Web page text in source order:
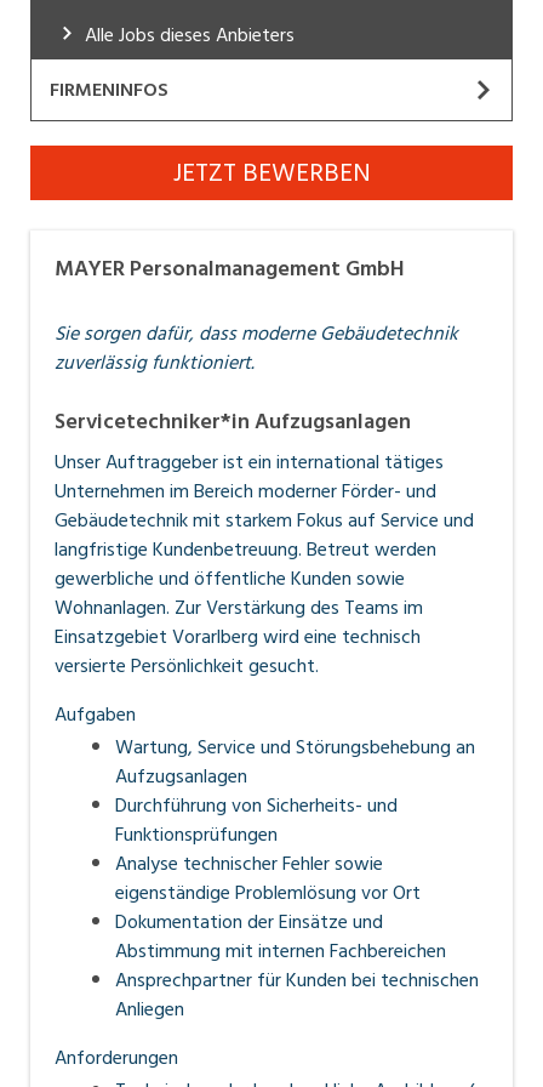
Industrie, Maschinenbau, Anlagenbau,
Produktion
Informatik, Telekommunikation
Kaufm. Berufe, Kundendienst, Verwaltung
Körperpflege, Wellness
Medizin, Gesundheitswesen, Pflege
Aussendienst
Sicherheit, Rettung, Polizei, Zoll
Alle Jobs dieses Anbieters
FIRMENINFOS
MAYER Personalmanagement GmbH
Website
Geht es um Beruf, Karriere und Personal ist MAYER
Personalmanagement der starke Partner für
BewerberInnen und Unternehmen. Das Team in A-
Rankweil und FL-Gamprin setzt sich dafür ein, dass
BewerberInnen die passende Stelle und Unternehmen
Vorarlberg, Liechtenstein, Süddeutschland und der
Ostschweiz.www.mayer.co.at|
www.personalmanagement.li
JETZT BEWERBEN
MAYER Personalmanagement GmbH
Sie sorgen dafür, dass moderne Gebäudetechnik
zuverlässig funktioniert.
Servicetechniker*in Aufzugsanlagen
Unser Auftraggeber ist ein international tätiges
Unternehmen im Bereich moderner Förder- und
Gebäudetechnik mit starkem Fokus auf Service und
langfristige Kundenbetreuung. Betreut werden
gewerbliche und öffentliche Kunden sowie
Wohnanlagen. Zur Verstärkung des Teams im
Einsatzgebiet Vorarlbergwird eine technisch
versierte Persönlichkeit gesucht.
Aufgaben
Wartung, Service und Störungsbehebung an
Aufzugsanlagen
Durchführung von Sicherheits- und
Funktionsprüfungen
Analyse technischer Fehler sowie
eigenständige Problemlösung vor Ort
Dokumentation der Einsätze und
Abstimmung mit internen Fachbereichen
Ansprechpartner für Kunden bei technischen
Anliegen
Anforderungen